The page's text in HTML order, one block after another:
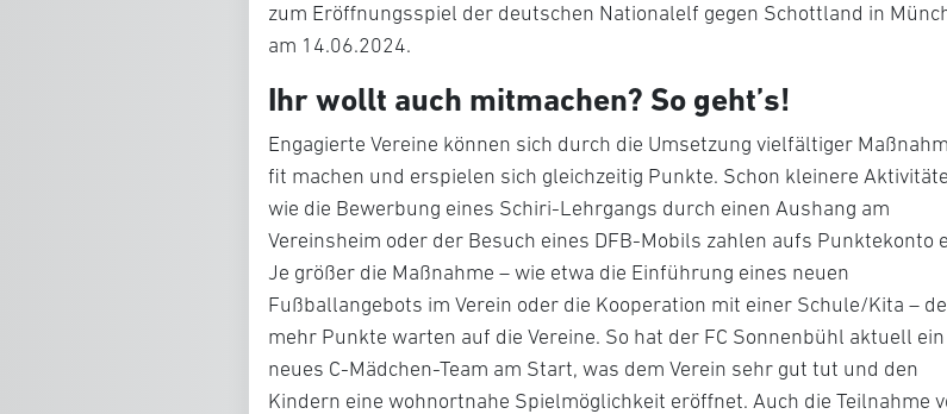
zum Eröffnungsspiel der deutschen Nationalelf gegen Schottland in
am 14.06.2024.
Ihr wollt auch mitmachen? So geht’s!
Engagierte Vereine können sich durch die Umsetzung vielfältiger
fit machen und erspielen sich gleichzeitig Punkte. Schon kleinere
wie die Bewerbung eines Schiri-Lehrgangs durch einen Aushang am
Vereinsheim oder der Besuch eines DFB-Mobils zahlen aufs Punktekonto
Je größer die Maßnahme – wie etwa die Einführung eines neuen
Fußballangebots im Verein oder die Kooperation mit einer Schule/Kita –
mehr Punkte warten auf die Vereine. So hat der FC Sonnenbühl aktuell ein
neues C-Mädchen-Team am Start, was dem Verein sehr gut tut und den
Kindern eine wohnortnahe Spielmöglichkeit eröffnet. Auch die Teilnahme